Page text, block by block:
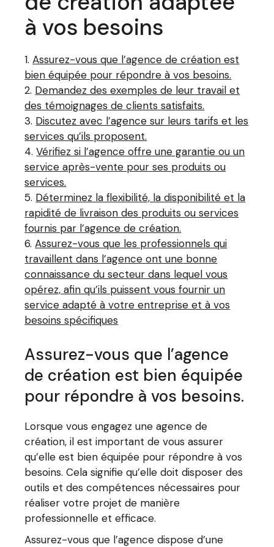
à vos besoins
Assurez-vous que l’agence de création est
bien équipée pour répondre à vos besoins.
Demandez des exemples de leur travail et
des témoignages de clients satisfaits.
Discutez avec l’agence sur leurs tarifs et les
services qu’ils proposent.
Vérifiez si l’agence offre une garantie ou un
service après-vente pour ses produits ou
services.
Déterminez la flexibilité, la disponibilité et la
rapidité de livraison des produits ou services
fournis par l’agence de création.
Assurez-vous que les professionnels qui
travaillent dans l’agence ont une bonne
connaissance du secteur dans lequel vous
opérez, afin qu’ils puissent vous fournir un
service adapté à votre entreprise et à vos
besoins spécifiques
Assurez-vous que l’agence
de création est bien équipée
pour répondre à vos besoins.
Lorsque vous engagez une agence de
création, il est important de vous assurer
qu’elle est bien équipée pour répondre à vos
besoins. Cela signifie qu’elle doit disposer des
outils et des compétences nécessaires pour
réaliser votre projet de manière
professionnelle et efficace.
Assurez-vous que l’agence dispose d’une